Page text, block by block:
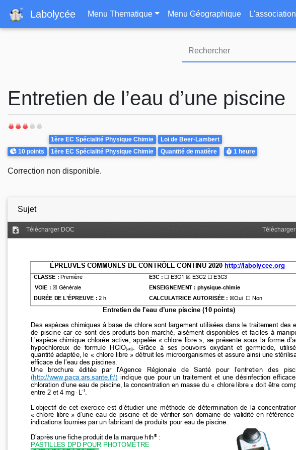
Labolycée Navigation principale
Menu Thematique Menu Géographique L'association
Entretien de l’eau d’une piscine
Points
10 points
Theme
1ère EC Spécialité Physique Chimie
Loi de Beer-Lambert
1ère EC Spécialité Physique Chimie
Quantité de matière Durée
1 heure
Correction non disponible.
Sujet